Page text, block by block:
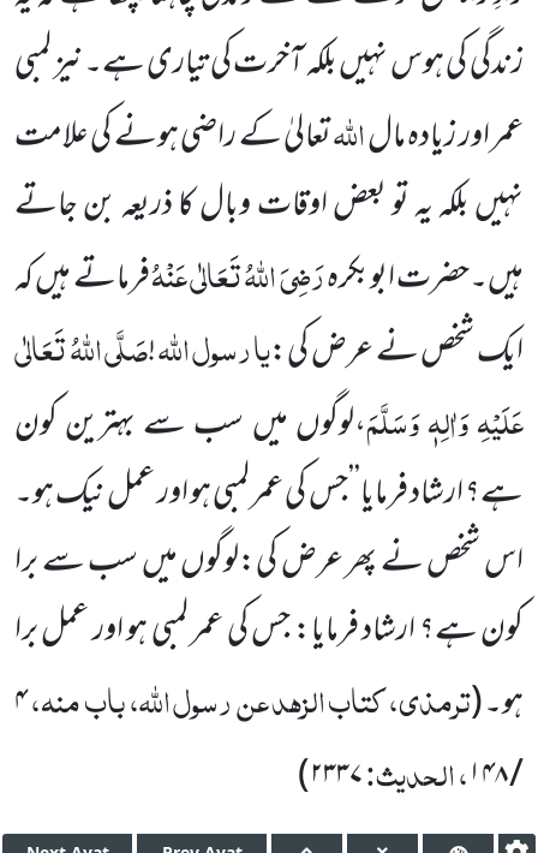
زندگی کی ہوس نہیں بلکہ آخرت کی تیاری ہے۔نیز لمبی
عمر اور زیادہ مالاللہتعالیٰ کے راضی ہونے کی علامت
نہیں بلکہ یہ تو بعض اوقات وبال کا ذریعہ بن جاتے
ہیں۔حضرت ابوبکرہرَضِیَ اللہُ تَعَالٰی عَنْہُفرماتے ہیں کہ
ایک شخص نے عرض کی:یارسولاللہ!صَلَّی اللہُ تَعَالٰی
عَلَیْہِ وَاٰلِہٖ وَسَلَّمَ،لوگوں میں سب سے بہترین کون
ہے؟ ارشاد فرمایا’’جس کی عمر لمبی ہو اور عمل نیک ہو۔
اس شخص نے پھر عرض کی:لوگوں میں سب سے برا
کون ہے؟ ارشاد فرمایا: جس کی عمر لمبی ہو اور عمل برا
ہو۔(ترمذی، کتاب الزہد عن رسول اللہ، باب منہ،۴
/ ۱۴۸
، الحدیث:۲۳۳۷)